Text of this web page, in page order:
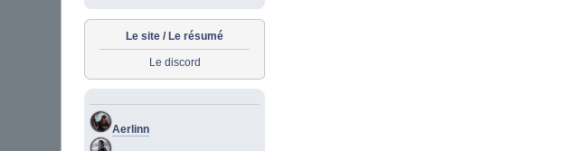
Le site /Le résumé
Le discord
Aerlinn